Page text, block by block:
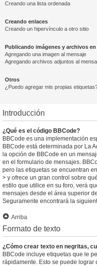
Creando una lista ordenada
Creando enlaces
Creando un hipervínculo a otro sitio
Publicando imágenes y archivos en
Agregando una imagen al mensaje
Agregando archivos adjuntos al
Otros
¿Puedo agregar mis propias
Introducción
¿Qué es el código BBCode?
BBCode es una implementación
BBCode está determinada por La
la opción de BBCode en un
en el formulario de mensajes.
pero las etiquetas se encuentran
> y ofrece un gran control sobre
estilo que utilice en su foro, verá
mensajes desde el área superior
Seguramente encontrará la
Arriba
Formato de texto
¿Cómo crear texto en negritas,
BBCode incluye etiquetas que le
rápidamente. Esto se puede lograr